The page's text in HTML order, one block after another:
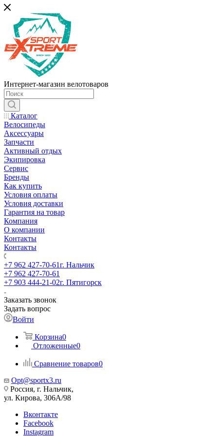
Интернет-магазин велотоваров
Каталог
Велосипеды
Аксессуары
Запчасти
Активный отдых
Экипировка
Сервис
Бренды
Как купить
Условия оплаты
Условия доставки
Гарантия на товар
Компания
О компании
Контакты
Контакты
+7 962 427-70-61г. Нальчик
+7 962 427-70-61
+7 903 444-21-02г. Пятигорск
Заказать звонок
Задать вопрос
Войти
Корзина0
Отложенные0
Сравнение товаров0
Opt@sportx3.ru
Россия, г. Нальчик,
ул. Кирова, 306А/98
Вконтакте
Facebook
Instagram